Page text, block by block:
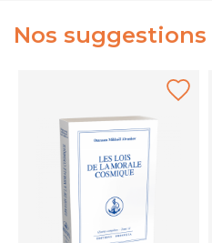
Nos suggestions